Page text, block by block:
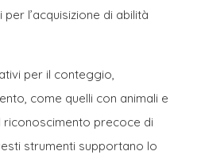
l’acquisizione di abilità
per il conteggio,
come quelli con animali e
riconoscimento precoce di
strumenti supportano lo